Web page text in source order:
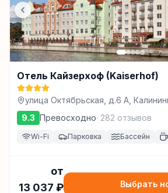
Отель Кайзерхоф (Kaiserhof)
улица Октябрьская, д.6 А,
9.3 Превосходно· 282 отзывов
Wi-Fi Парковка Бассейн
от
13 037 ₽ Выбрать